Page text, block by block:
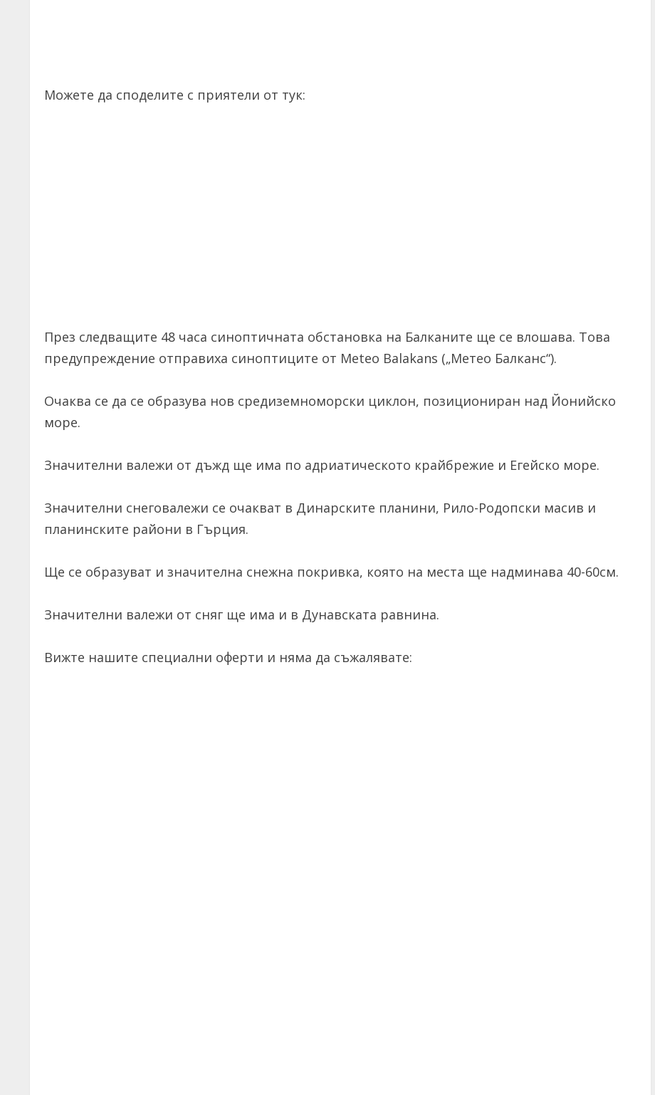
Можете да споделите с приятели от тук:
През следващите 48 часа синоптичната обстановка на Балканите ще се влошава. Това
предупреждение отправиха синоптиците от Meteo Balakans („Метео Балканс“).
Очаква се да се образува нов средиземноморски циклон, позициониран над Йонийско
море.
Значителни валежи от дъжд ще има по адриатическото крайбрежие и Егейско море.
Значителни снеговалежи се очакват в Динарските планини, Рило-Родопски масив и
планинските райони в Гърция.
Ще се образуват и значителна снежна покривка, която на места ще надминава 40-60см.
Значителни валежи от сняг ще има и в Дунавската равнина.
Вижте нашите специални оферти и няма да съжалявате: